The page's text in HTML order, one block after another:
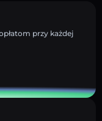
przy każdej